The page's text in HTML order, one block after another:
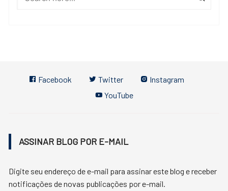
Facebook Twitter
Instagram
YouTube
ASSINAR BLOG POR E-MAIL
Digite seu endereço de e-mail para assinar este blog e receber
notificações de novas publicações por e-mail.